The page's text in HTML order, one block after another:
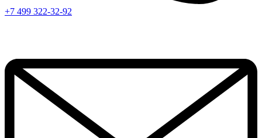
+7 499 322-32-92